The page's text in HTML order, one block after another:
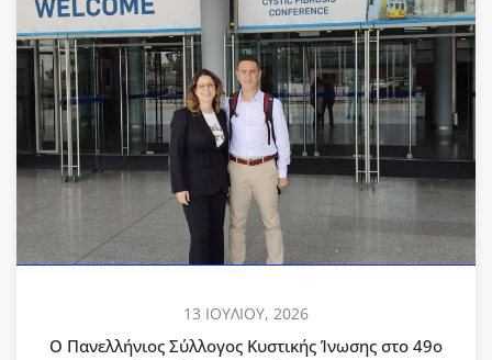
13 ΙΟΥΛΙΟΥ, 2026
Ο Πανελλήνιος Σύλλογος Κυστικής Ίνωσης στο 49ο